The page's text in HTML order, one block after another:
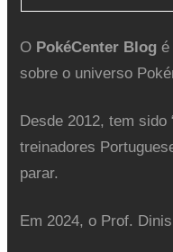
O PokéCenter Blogé
sobre o universo
Desde 2012, tem sido
treinadores
parar.
Em 2024, o Prof.